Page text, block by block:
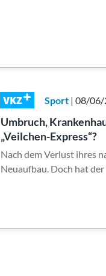
VKZ Sport | 08/
Umbruch,
„Veilchen-Express“?
Nach dem Verlust ihres
Neuaufbau. Doch hat